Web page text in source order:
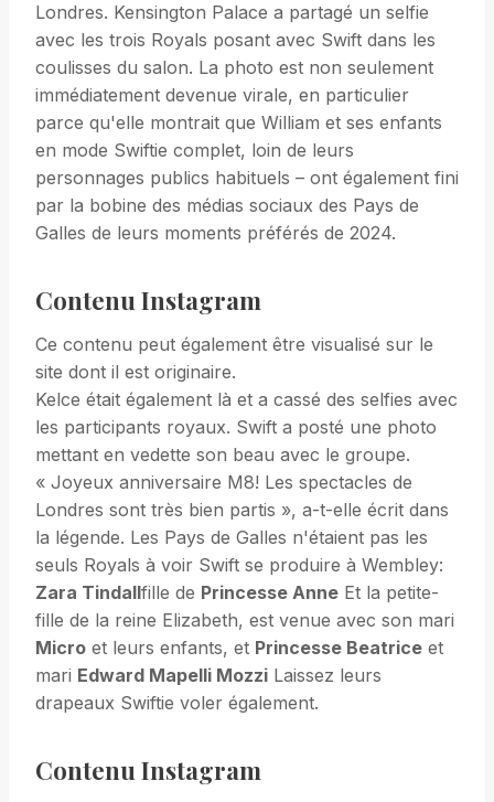
Londres. Kensington Palace a partagé un selfie
avec les trois Royals posant avec Swift dans les
coulisses du salon. La photo est non seulement
immédiatement devenue virale, en particulier
parce qu'elle montrait que William et ses enfants
en mode Swiftie complet, loin de leurs
personnages publics habituels – ont également fini
par la bobine des médias sociaux des Pays de
Galles de leurs moments préférés de 2024.
Contenu Instagram
Ce contenu peut également être visualisé sur le
site dont il est originaire.
Kelce était également là et a cassé des selfies avec
les participants royaux. Swift a posté une photo
mettant en vedette son beau avec le groupe.
« Joyeux anniversaire M8! Les spectacles de
Londres sont très bien partis », a-t-elle écrit dans
la légende. Les Pays de Galles n'étaient pas les
seuls Royals à voir Swift se produire à Wembley:
Zara Tindallfille de Princesse Anne Et la petite-
fille de la reine Elizabeth, est venue avec son mari
Micro et leurs enfants, et Princesse Beatrice et
mari Edward Mapelli Mozzi Laissez leurs
drapeaux Swiftie voler également.
Contenu Instagram